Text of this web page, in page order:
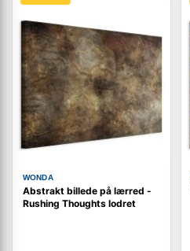
WONDA
Abstrakt billede på lærred -
Rushing Thoughts lodret